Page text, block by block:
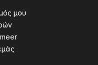
μου